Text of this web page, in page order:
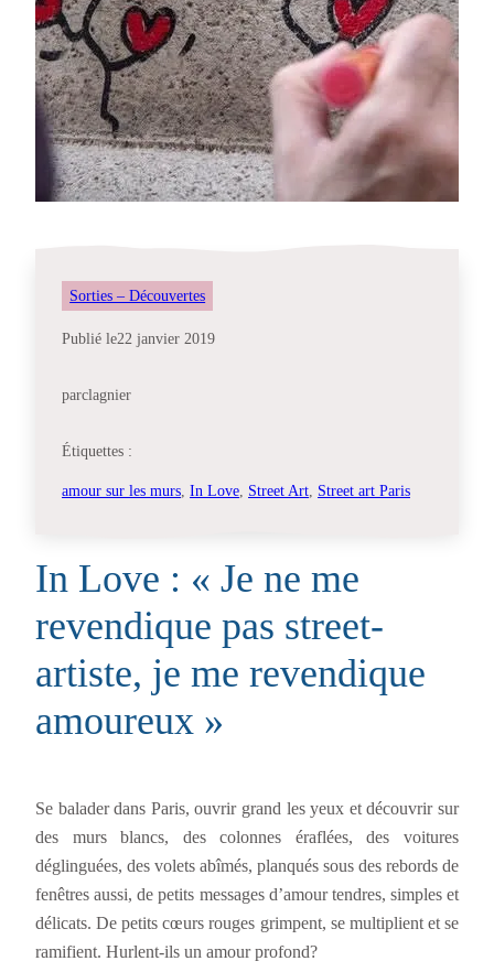
Sorties – Découvertes
Publié le22 janvier 2019
parclagnier
Étiquettes :
amour sur les murs In Love Street Art Street art Paris
In Love : « Je ne me
revendique pas street-
artiste, je me revendique
amoureux »
Se balader dans Paris, ouvrir grand les yeux et découvrir sur
des murs blancs, des colonnes éraflées, des voitures
déglinguées, des volets abîmés, planqués sous des rebords de
fenêtres aussi, de petits messages d’amour tendres, simples et
délicats. De petits cœurs rouges grimpent, se multiplient et se
ramifient. Hurlent-ils un amour profond?